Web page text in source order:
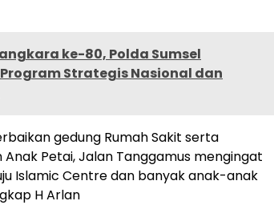
ke-80, Polda Sumsel
Strategis Nasional dan
gedung Rumah Sakit serta
Petai, Jalan Tanggamus mengingat
Islamic Centre dan banyak anak-anak
H Arlan